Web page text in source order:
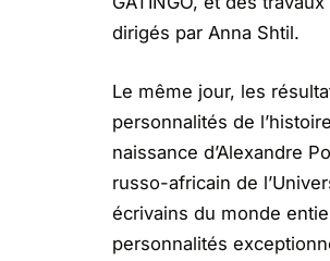
dirigés par Anna Shtil.
Le même jour, les
personnalités de
naissance d’Alexandre
russo-africain de
écrivains du monde
personnalités